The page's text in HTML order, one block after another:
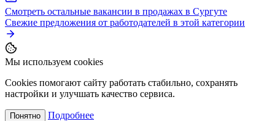
Смотреть остальные вакансии в продажах в Сургуте
Свежие предложения от работодателей в этой категории
Мы используем cookies
Cookies помогают сайту работать стабильно, сохранять
настройки и улучшать качество сервиса.
Понятно Подробнее